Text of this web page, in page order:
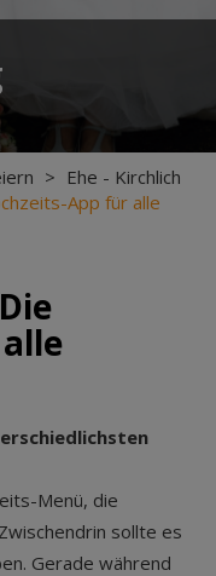
> Ehe - Kirchlich
App für alle
Menü, die
sollte es
Gerade während